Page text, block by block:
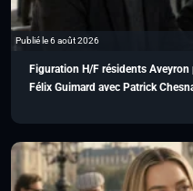
Publié le 6 août 2026
Figuration H/F résidents
Félix Guimard avec Patrick